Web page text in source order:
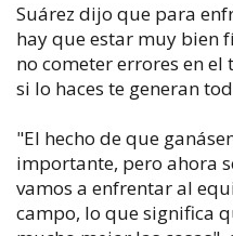
Suárez dijo que para
hay que estar muy bien
no cometer errores en
si lo haces te generan
"El hecho de que
importante, pero ahora
vamos a enfrentar al
campo, lo que significa